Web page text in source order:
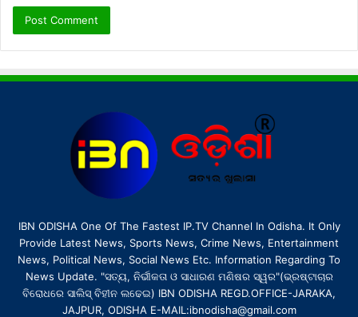
IBN ODISHA One Of The Fastest IP.TV Channel In Odisha. It Only
Provide Latest News, Sports News, Crime News, Entertainment
News, Political News, Social News Etc. Information Regarding To
News Update. "ସତ୍ୟ, ନିର୍ଭୀକତା ଓ ସାଧାରଣ ମଣିଷର ସ୍ୱର"(ଭ୍ରଷ୍ଟାଚାର
ବିରୋଧରେ ସାଲିସ୍ ବିହୀନ ଲଢେଇ) IBN ODISHA REGD.OFFICE-JARAKA,
JAJPUR, ODISHA E-MAIL:ibnodisha@gmail.com